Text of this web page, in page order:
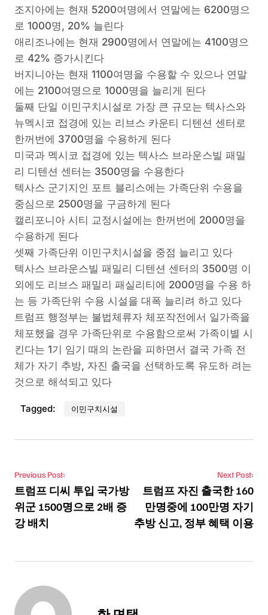
조지아에는 현재 5200여명에서 연말에는 6200명으
로 1000명, 20% 늘린다
애리조나에는 현재 2900명에서 연말에는 4100명으
로 42% 증가시킨다
버지니아는 현재 1100여명을 수용할 수 있으나 연말
에는 2100여명으로 1000명을 늘리게 된다
둘째 단일 이민구치시설로 가장 큰 규모는 텍사스와
뉴멕시코 접경에 있는 리브스 카운티 디텐션 센터로
한꺼번에 3700명을 수용하게 된다
미국과 멕시코 접경에 있는 텍사스 브라운스빌 패밀
리 디텐션 센터는 3500명을 수용한다
텍사스 군기지인 포트 블리스에는 가족단위 수용을
중심으로 2500명을 구금하게 된다
캘리포니아 시티 교정시설에는 한꺼번에 2000명을
수용하게 된다
셋째 가족단위 이민구치시설을 중점 늘리고 있다
텍사스 브라운스빌 패밀리 디텐션 센터의 3500명 이
외에도 리브스 패밀리 패실리티에 2000명을 수용 하
는 등 가족단위 수용 시설을 대폭 늘리려 하고 있다
트럼프 행정부는 불법체류자 체포작전에서 일가족을
체포했을 경우 가족단위로 수용함으로써 가족이별 시
킨다는 1기 임기 때의 논란을 피하면서 결국 가족 전
체가 자기 추방, 자진 출국을 선택하도록 유도하 려는
것으로 해석되고 있다
Tagged: 이민구치시설
Post navigation
Previous Post:
트럼프 디씨 투입 국가방
위군 1500명으로 2배 증
강 배치
Next Post:
트럼프 자진 출국한 160
만명중에 100만명 자기
추방 신고, 정부 혜택 이용